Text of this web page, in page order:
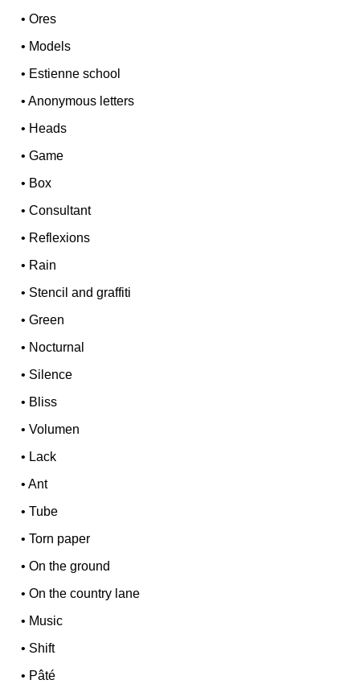
•Ores
• Models
• Estienne school
•Anonymous letters
• Heads
•Game
• Box
•Consultant
• Reflexions
• Rain
• Stencil and graffiti
•Green
• Nocturnal
• Silence
• Bliss
•Volumen
• Lack
•Ant
•Tube
•Torn paper
•On the ground
•On the country lane
• Music
• Shift
• Pâté